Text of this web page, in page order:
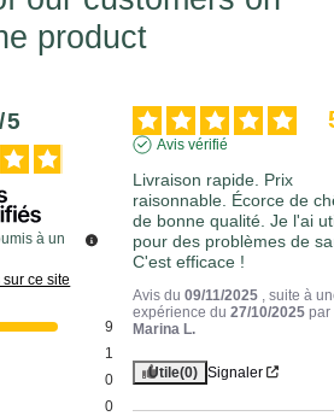
product
/5
à un
ce site
9
1
0
0
Avis vérifié
Livraison rapide. Prix
raisonnable. Écorce de
de bonne qualité. Je l'ai
pour des problèmes de
C'est efficace !
Avis du09/11/2025 , suite à
expérience du27/10/2025 par
Marina L.
Utile(0) Signaler